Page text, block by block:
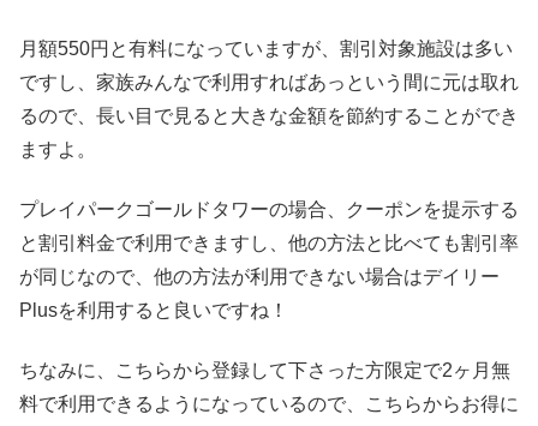
月額550円と有料になっていますが、割引対象施設は多い
ですし、家族みんなで利用すればあっという間に元は取れ
るので、長い目で見ると大きな金額を節約することができ
ますよ。
プレイパークゴールドタワーの場合、クーポンを提示する
と割引料金で利用できますし、他の方法と比べても割引率
が同じなので、他の方法が利用できない場合はデイリー
Plusを利用すると良いですね！
ちなみに、こちらから登録して下さった方限定で2ヶ月無
料で利用できるようになっているので、こちらからお得に